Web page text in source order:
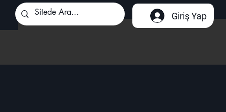
Giriş Yap